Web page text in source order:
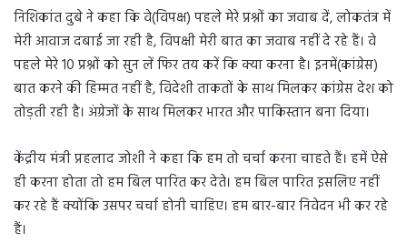
निशिकांत दुबे ने कहा कि वे(विपक्ष) पहले मेरे प्रश्नों का जवाब दें, लोकतंत्र में
मेरी आवाज दबाई जा रही है, विपक्षी मेरी बात का जवाब नहीं दे रहे हैं। वे
पहले मेरे 10 प्रश्नों को सुन लें फिर तय करें कि क्या करना है। इनमें(कांग्रेस)
बात करने की हिम्मत नहीं है, विदेशी ताकतों के साथ मिलकर कांग्रेस देश को
तोड़ती रही है। अंग्रेजों के साथ मिलकर भारत और पाकिस्तान बना दिया।
केंद्रीय मंत्री प्रहलाद जोशी ने कहा कि हम तो चर्चा करना चाहते हैं। हमें ऐसे
ही करना होता तो हम बिल पारित कर देते। हम बिल पारित इसलिए नहीं
कर रहे हैं क्योंकि उसपर चर्चा होनी चाहिए। हम बार-बार निवेदन भी कर रहे
हैं।